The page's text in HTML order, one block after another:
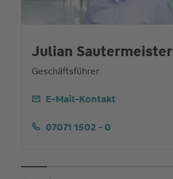
Julian Sautermeister
Geschäftsführer
E-Mail-Kontakt
07071 1502 - 0